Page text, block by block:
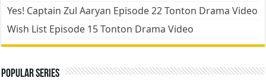
Yes! Captain Zul Aaryan Episode 22 Tonton Drama Video
Wish List Episode 15 Tonton Drama Video
Popular Series